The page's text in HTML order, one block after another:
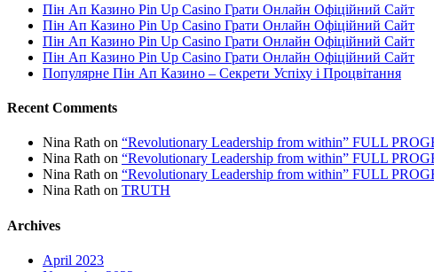
Пін Ап Казино Pin Up Casino Грати Онлайн Офіційний Сайт
Пін Ап Казино Pin Up Casino Грати Онлайн Офіційний Сайт
Пін Ап Казино Pin Up Casino Грати Онлайн Офіційний Сайт
Пін Ап Казино Pin Up Casino Грати Онлайн Офіційний Сайт
Популярне Пін Ап Казино – Секрети Успіху і Процвітання
Recent Comments
Nina Rath on “Revolutionary Leadership from within” FULL
Nina Rath on “Revolutionary Leadership from within” FULL
Nina Rath on “Revolutionary Leadership from within” FULL
Nina Rath on TRUTH
Archives
April 2023